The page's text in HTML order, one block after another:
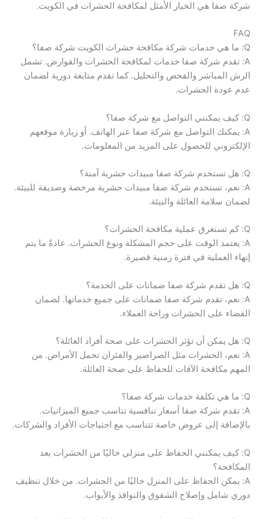
شركة صفا هي الخيار الأمثل لمكافحة الحشرات في الكويت.
FAQ
Q: ما هي خدمات شركة مكافحة حشرات الكويت شركة صفا؟
A: تقدم شركة صفا خدمات لمكافحة الحشرات والقوارض. تشمل
الرش المباشر والفحص والتحليل. كما تقدم متابعة دورية لضمان
عدم عودة الحشرات.
Q: كيف يمكنني التواصل مع شركة صفا؟
A: يمكنك التواصل مع شركة صفا عبر الهاتف. أو زيارة موقعهم
الإلكتروني للحصول على المزيد من المعلومات.
Q: هل تستخدم شركة صفا مبيدات حشرية آمنة؟
A: نعم، تستخدم شركة صفا مبيدات حشرية مرخصة وصديقة للبيئة.
لضمان سلامة العائلة والبيئة.
Q: كم تستغرق عملية مكافحة الحشرات؟
A: يعتمد الوقت على حجم المشكلة ونوع الحشرات. عادةً ما يتم
إنهاء العملية في فترة زمنية قصيرة.
Q: هل تقدم شركة صفا ضمانات على الخدمة؟
A: نعم، تقدم شركة صفا ضمانات على جميع خدماتها. لضمان
القضاء على الحشرات وراحة العملاء.
Q: هل يمكن أن تؤثر الحشرات على صحة أفراد العائلة؟
A: نعم، الحشرات مثل الصراصير والفئران تحمل الأمراض. من
المهم مكافحة الآفات للحفاظ على صحة العائلة.
Q: ما هي تكلفة خدمات شركة صفا؟
A: تقدم شركة صفا أسعار تنافسية تناسب جميع الميزانيات.
بالإضافة إلى عروض خاصة تتناسب مع احتياجات الأفراد والشركات.
Q: كيف يمكنني الحفاظ على منزلي خاليًا من الحشرات بعد
المكافحة؟
A: يمكن الحفاظ على المنزل خاليًا من الحشرات. من خلال تنظيف
دوري شامل وإصلاح الشقوق والنوافذ والأبواب.